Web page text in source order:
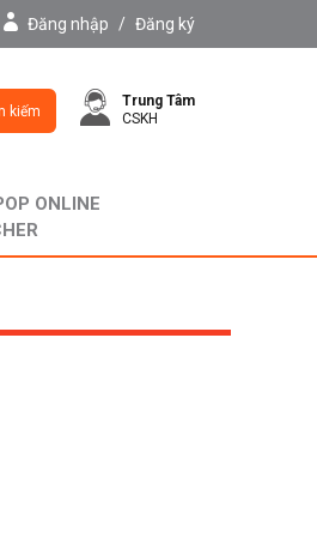
Đăng nhập / Đăng ký
kiếm
Trung Tâm
CSKH
ONLINE